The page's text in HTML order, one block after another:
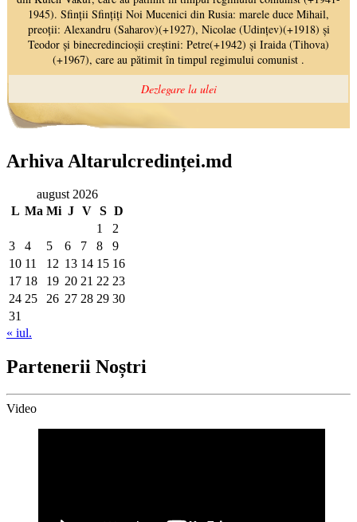
Arhiva Altarulcredinței.md
august 2026
L Ma Mi J V S D
1
2
3
4 5 6 7 8
9
10 11 12 13 14 15 16
17 18 19 20 21 22 23
24 25 26 27 28 29 30
31
« iul.
Partenerii Noștri
Video